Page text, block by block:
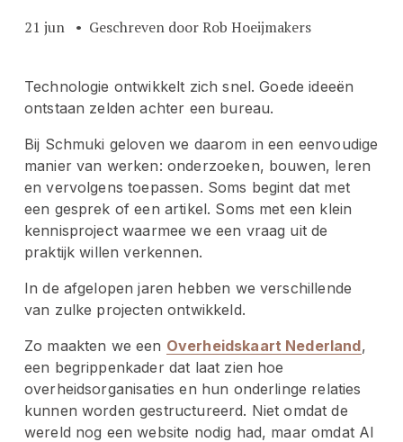
21 jun Geschreven doorRob Hoeijmakers
Technologie ontwikkelt zich snel. Goede ideeën
ontstaan zelden achter een bureau.
Bij Schmuki geloven we daarom in een eenvoudige
manier van werken: onderzoeken, bouwen, leren
en vervolgens toepassen. Soms begint dat met
een gesprek of een artikel. Soms met een klein
kennisproject waarmee we een vraag uit de
praktijk willen verkennen.
In de afgelopen jaren hebben we verschillende
van zulke projecten ontwikkeld.
Zo maakten we een Overheidskaart Nederland,
een begrippenkader dat laat zien hoe
overheidsorganisaties en hun onderlinge relaties
kunnen worden gestructureerd. Niet omdat de
wereld nog een website nodig had, maar omdat AI